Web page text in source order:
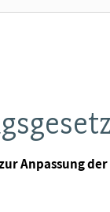
Anpassung